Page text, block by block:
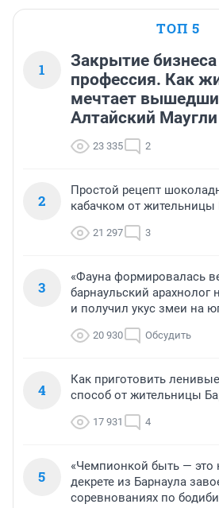
ТОП 5
1
Закрытие
профессия. Как
мечтает
Алтайский Маугли
23 335 2
2
Простой рецепт
кабачком от жительницы
21 297 3
3
«Фауна формировалась
барнаульский арахнолог
и получил укус змеи на
20 930 Обсудить
4
Как приготовить
способ от жительницы
17 931 4
5
«Чемпионкой быть — это
декрете из Барнаула
соревнованиях по